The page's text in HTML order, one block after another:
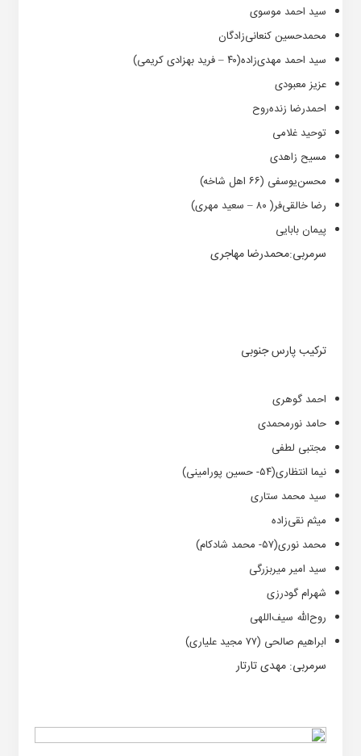
سید احمد موسوی
محمدحسین کنعانی‌زادگان
سید احمد مهدی‌زاده(۴۰ – فرید بهزادی کریمی)
عزیز معبودی
احمدرضا زنده‌روح
توحید غلامی
مسیح زاهدی
محسن‌یوسفی (۶۶ اهل شاخه)
رضا خالقی‌فر( ۸۰ – سعید مهری)
پیمان بابایی
سرمربی:محمدرضا مهاجری
ترکیب پارس جنوبی
احمد گوهری
حامد نورمحمدی
مجتبی لطفی
نیما انتظاری(۵۴- حسین پورامینی)
سید محمد ستاری
میثم نقی‌زاده
محمد نوری(۵۷- محمد شادکام)
سید امیر میربزرگی
شهرام گودرزی
روح‌الله سیف‌اللهی
ابراهیم صالحی (۷۷ مجید علیاری)
سرمربی: مهدی تارتار